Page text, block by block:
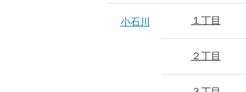
小石川 １丁目
２丁目